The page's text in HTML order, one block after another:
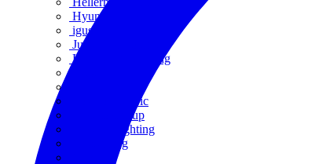
Hyundai Electric
igus
Juice Technology
Kingfisher Lighting
Lovato Electric
Luceco Group
Luceco Lighting
Masterplug